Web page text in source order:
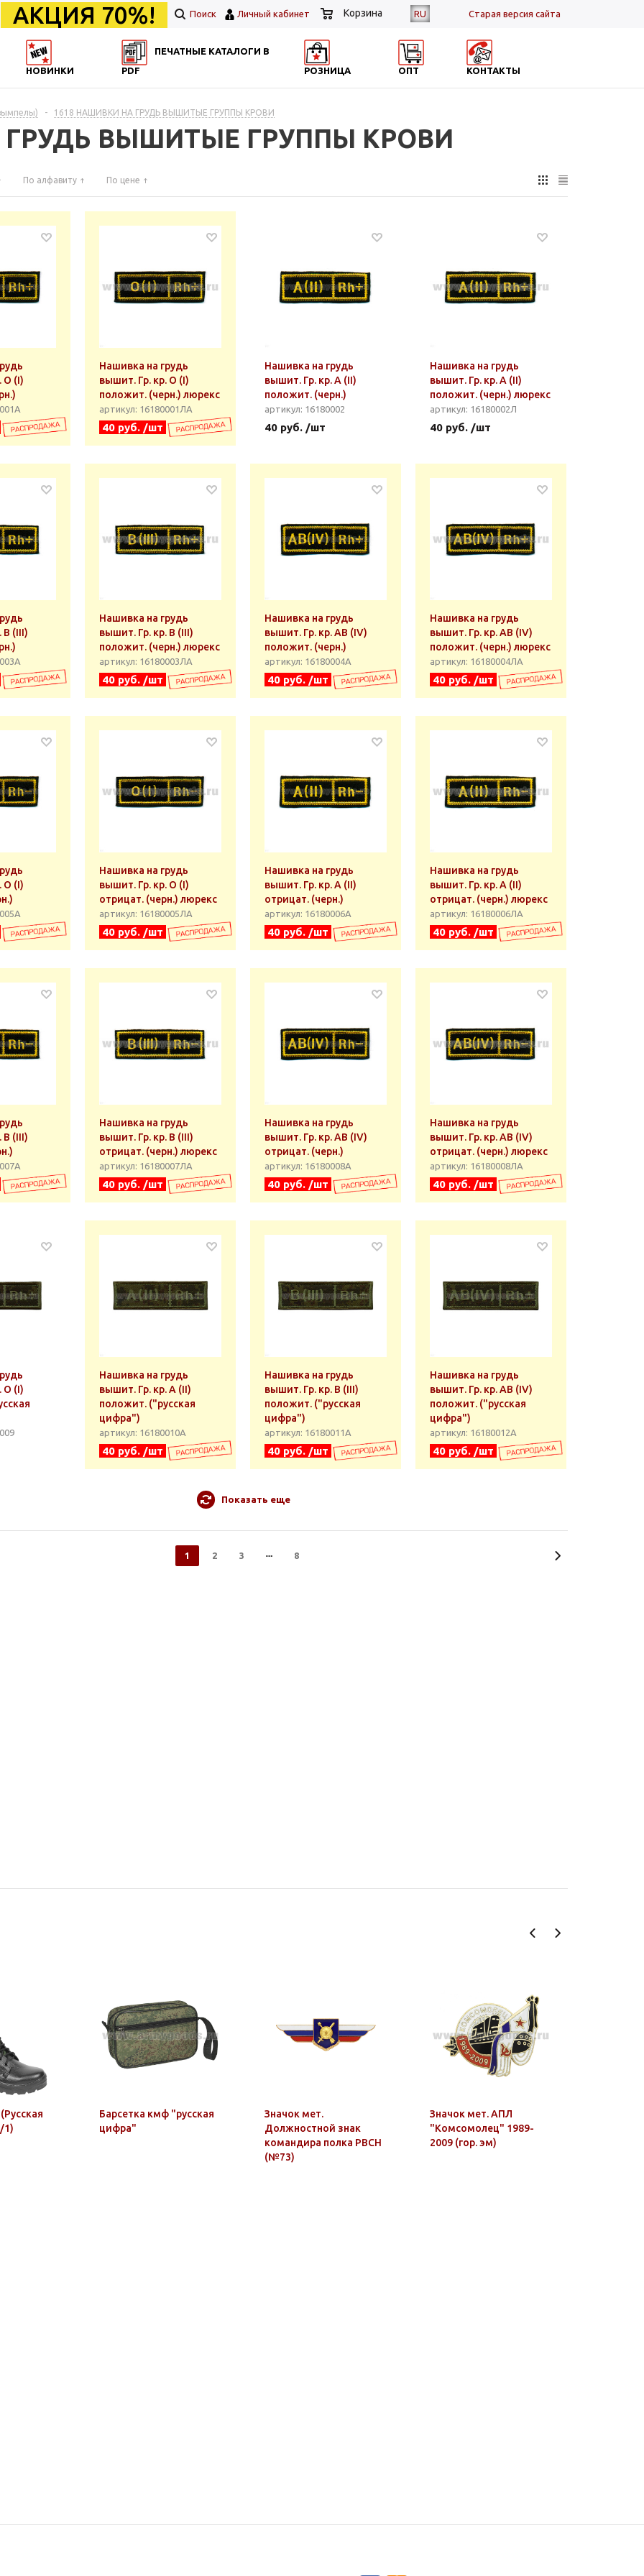
RU Cтарая версия сайта
АКЦИЯ 70%! Поиск Личный кабинет Корзина
НОВИНКИ
ПЕЧАТНЫЕ КАТАЛОГИ В
PDF
РОЗНИЦА ОПТ КОНТАКТЫ
- 1618 НАШИВКИ НА ГРУДЬ ВЫШИТЫЕ ГРУППЫ КРОВИ
ГРУДЬ ВЫШИТЫЕ ГРУППЫ КРОВИ
По алфавиту По цене
О (I)
Нашивка на грудь
вышит. Гр. кр. О (I)
положит. (черн.) люрекс
артикул: 16180001ЛА
40 руб. /шт
Нашивка на грудь
вышит. Гр. кр. А (II)
положит. (черн.)
артикул: 16180002
40 руб. /шт
Нашивка на грудь
вышит. Гр. кр. А (II)
положит. (черн.) люрекс
артикул: 16180002Л
40 руб. /шт
B (III)
Нашивка на грудь
вышит. Гр. кр. B (III)
положит. (черн.) люрекс
артикул: 16180003ЛА
40 руб. /шт
Нашивка на грудь
вышит. Гр. кр. AB (IV)
положит. (черн.)
артикул: 16180004А
40 руб. /шт
Нашивка на грудь
вышит. Гр. кр. AB (IV)
положит. (черн.) люрекс
артикул: 16180004ЛА
40 руб. /шт
О (I)
Нашивка на грудь
вышит. Гр. кр. О (I)
отрицат. (черн.) люрекс
артикул: 16180005ЛА
40 руб. /шт
Нашивка на грудь
вышит. Гр. кр. А (II)
отрицат. (черн.)
артикул: 16180006А
40 руб. /шт
Нашивка на грудь
вышит. Гр. кр. А (II)
отрицат. (черн.) люрекс
артикул: 16180006ЛА
40 руб. /шт
B (III)
Нашивка на грудь
вышит. Гр. кр. B (III)
отрицат. (черн.) люрекс
артикул: 16180007ЛА
40 руб. /шт
Нашивка на грудь
вышит. Гр. кр. AB (IV)
отрицат. (черн.)
артикул: 16180008А
40 руб. /шт
Нашивка на грудь
вышит. Гр. кр. AB (IV)
отрицат. (черн.) люрекс
артикул: 16180008ЛА
40 руб. /шт
О (I)
Нашивка на грудь
вышит. Гр. кр. А (II)
положит. ("русская
цифра")
артикул: 16180010А
40 руб. /шт
Нашивка на грудь
вышит. Гр. кр. B (III)
положит. ("русская
цифра")
артикул: 16180011А
40 руб. /шт
Нашивка на грудь
вышит. Гр. кр. AB (IV)
положит. ("русская
цифра")
артикул: 16180012А
40 руб. /шт
Показать еще
1 2 3 8
1)
Барсетка кмф "русская
цифра"
Значок мет.
Должностной знак
командира полка РВСН
(№73)
Значок мет. АПЛ
"Комсомолец" 1989-
2009 (гор. эм)